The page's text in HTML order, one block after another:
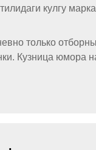
кулгу
только
Кузница юмора